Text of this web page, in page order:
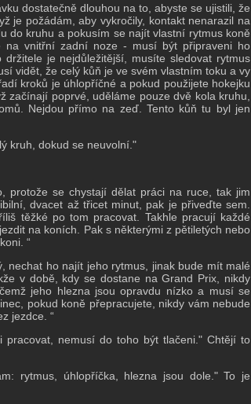
dostatečně dlouhou na to, abyste se ujistili, že
je požádám, aby vykročily, kontakt nenarazil na
do kruhu a pokusím se najít vlastní rytmus koně
vnitřní zadní noze - musí být připraveni ho
je nejdůležitější, musíte sledovat rytmus
vidět, že celý kůň je ve svém vlastním toku a vy
kroků je úhlopříčné a pokud použijete hokejku
poprvé, uděláme pouze dvě kola kruhu,
Nejdou přímo na zeď. Tento kůň tu byl jen
kruh, dokud se neuvolní."
protože se chystají dělat práci na ruce, tak jim
dvacet až třicet minut, pak je přiveďte sem.
těžké po tom pracovat. Takhle pracují každé
na koních. Pak s některými z pětiletých nebo
“
nechat ho najít jeho rytmus, jinak bude mít malé
v době, kdy se dostane na Grand Prix, nikdy
jeho hlezna jsou opravdu nízko a musí se
pokud koně přepracujete, nikdy vám nebude
jezdce. “
pracovat, nemusí do toho být tlačeni." Chtějí to
rytmus, úhlopříčka, hlezna jsou dole."To je